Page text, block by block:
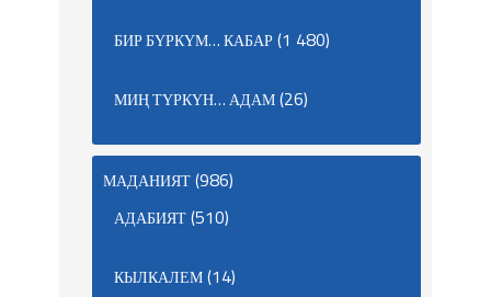
БИР БҮРКҮМ… КАБАР(1 480)
МИҢ ТҮРКҮН… АДАМ(26)
МАДАНИЯТ(986)
АДАБИЯТ(510)
КЫЛКАЛЕМ(14)